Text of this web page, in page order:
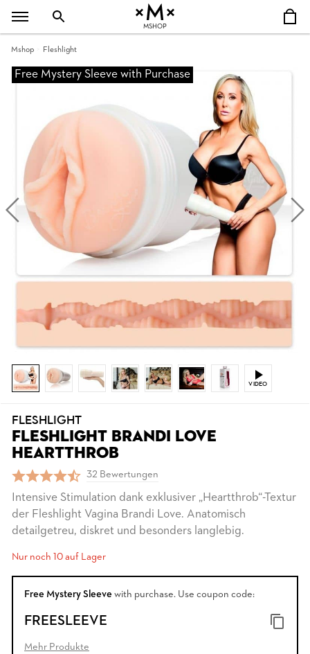
MSHOP
Mshop Fleshlight
Free Mystery Sleeve with Purchase
VIDEO
FLESHLIGHT
FLESHLIGHT BRANDI LOVE
HEARTTHROB
32 Bewertungen
Intensive Stimulation dank exklusiver „Heartthrob“-Textur
der Fleshlight Vagina Brandi Love. Anatomisch
detailgetreu, diskret und besonders langlebig.
Nur noch 10 auf Lager
Free Mystery Sleeve with purchase. Use coupon code:
FREESLEEVE
Mehr Produkte